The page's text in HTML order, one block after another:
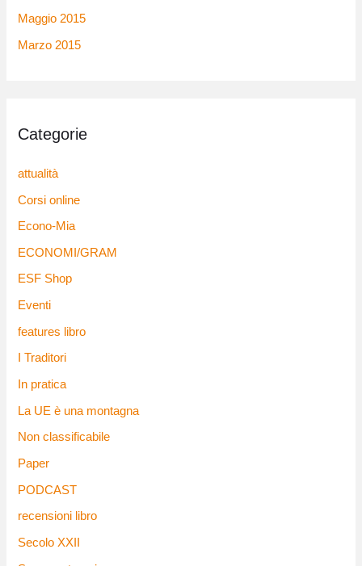
Maggio 2015
Marzo 2015
Categorie
attualità
Corsi online
Econo-Mia
ECONOMI/GRAM
ESF Shop
Eventi
features libro
I Traditori
In pratica
La UE è una montagna
Non classificabile
Paper
PODCAST
recensioni libro
Secolo XXII